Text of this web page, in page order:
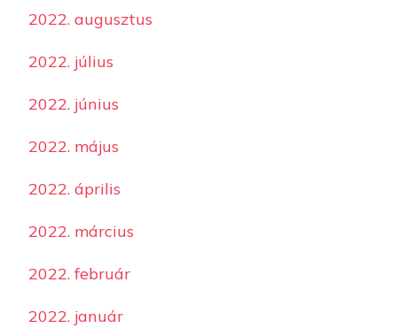
2022. augusztus
2022. július
2022. június
2022. május
2022. április
2022. március
2022. február
2022. január